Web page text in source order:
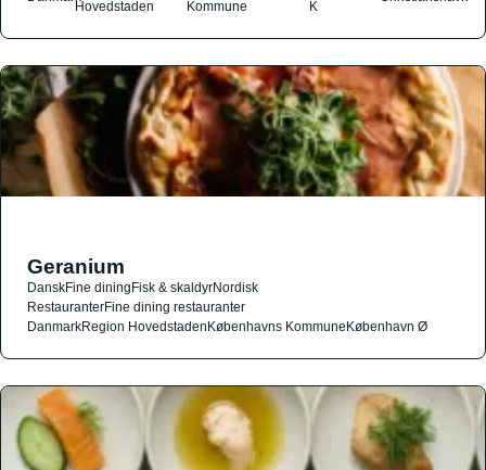
Hovedstaden Kommune K
Geranium
DanskFine diningFisk & skaldyrNordisk
RestauranterFine dining restauranter
DanmarkRegion HovedstadenKøbenhavns KommuneKøbenhavn Ø